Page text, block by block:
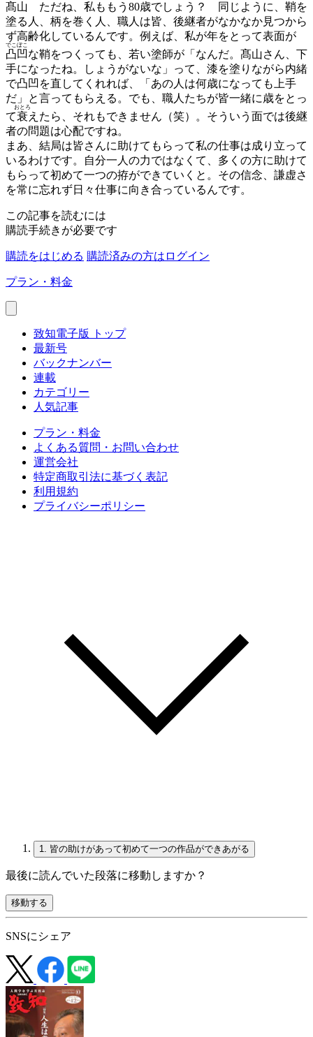
髙山 ただね、私ももう80歳でしょう？ 同じように、鞘を
塗る人、柄を巻く人、職人は皆、後継者がなかなか見つから
ず高齢化しているんです。例えば、私が年をとって表面が
凸凹
でこぼこ
な鞘をつくっても、若い塗師が「なんだ。髙山さん、下
手になったね。しょうがないな」って、漆を塗りながら内緒
で凸凹を直してくれれば、「あの人は何歳になっても上手
だ」と言ってもらえる。でも、職人たちが皆一緒に歳をとっ
て衰
おとろ
えたら、それもできません（笑）。そういう面では後継
者の問題は心配ですね。
まあ、結局は皆さんに助けてもらって私の仕事は成り立って
いるわけです。自分一人の力ではなくて、多くの方に助けて
もらって初めて一つの拵ができていくと。その信念、謙虚さ
を常に忘れず日々仕事に向き合っているんです。
この記事を読むには
購読手続きが必要です
購読をはじめる 購読済みの方はログイン
プラン・料金
致知電子版 トップ
最新号
バックナンバー
連載
カテゴリー
人気記事
プラン・料金
よくある質問・お問い合わせ
運営会社
特定商取引法に基づく表記
利用規約
プライバシーポリシー
1. 皆の助けがあって初めて一つの作品ができあがる
最後に読んでいた段落に移動しますか？
移動する
SNSにシェア